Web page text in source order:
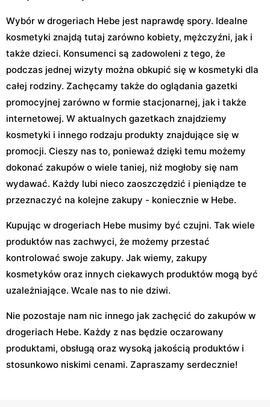
Wybór w drogeriach Hebe jest naprawdę spory. Idealne
kosmetyki znajdą tutaj zarówno kobiety, mężczyźni, jak i
także dzieci. Konsumenci są zadowoleni z tego, że
podczas jednej wizyty można obkupić się w kosmetyki dla
całej rodziny. Zachęcamy także do oglądania gazetki
promocyjnej zarówno w formie stacjonarnej, jak i także
internetowej. W aktualnych gazetkach znajdziemy
kosmetyki i innego rodzaju produkty znajdujące się w
promocji. Cieszy nas to, ponieważ dzięki temu możemy
dokonać zakupów o wiele taniej, niż mogłoby się nam
wydawać. Każdy lubi nieco zaoszczędzić i pieniądze te
przeznaczyć na kolejne zakupy - koniecznie w Hebe.
Kupując w drogeriach Hebe musimy być czujni. Tak wiele
produktów nas zachwyci, że możemy przestać
kontrolować swoje zakupy. Jak wiemy, zakupy
kosmetyków oraz innych ciekawych produktów mogą być
uzależniające. Wcale nas to nie dziwi.
Nie pozostaje nam nic innego jak zachęcić do zakupów w
drogeriach Hebe. Każdy z nas będzie oczarowany
produktami, obsługą oraz wysoką jakością produktów i
stosunkowo niskimi cenami. Zapraszamy serdecznie!